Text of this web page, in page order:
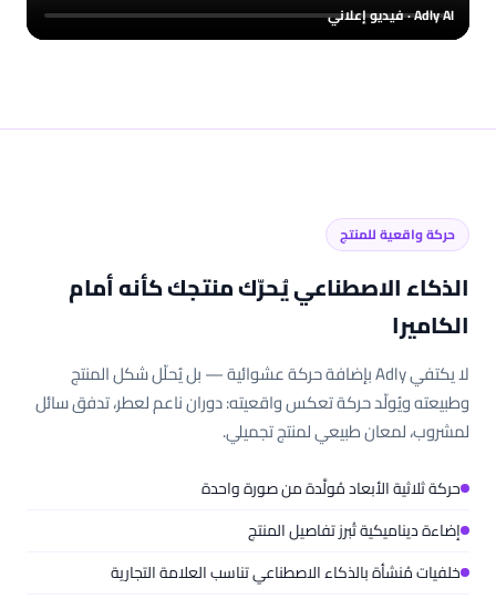
Adly AI · فيديو إعلاني
حركة واقعية للمنتج
الذكاء الاصطناعي يُحرّك منتجك كأنه أمام
الكاميرا
لا يكتفي Adly بإضافة حركة عشوائية — بل يُحلّل شكل المنتج
وطبيعته ويُولّد حركة تعكس واقعيته: دوران ناعم لعطر، تدفق سائل
لمشروب، لمعان طبيعي لمنتج تجميلي.
حركة ثلاثية الأبعاد مُولَّدة من صورة واحدة
إضاءة ديناميكية تُبرز تفاصيل المنتج
خلفيات مُنشأة بالذكاء الاصطناعي تناسب العلامة التجارية